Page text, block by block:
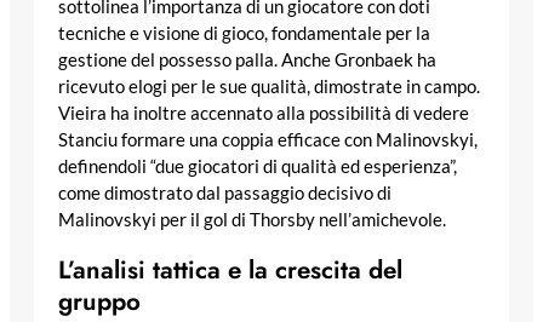
sottolinea l’importanza di un giocatore con doti
tecniche e visione di gioco, fondamentale per la
gestione del possesso palla. Anche Gronbaek ha
ricevuto elogi per le sue qualità, dimostrate in campo.
Vieira ha inoltre accennato alla possibilità di vedere
Stanciu formare una coppia efficace con Malinovskyi,
definendoli “due giocatori di qualità ed esperienza”,
come dimostrato dal passaggio decisivo di
Malinovskyi per il gol di Thorsby nell’amichevole.
L’analisi tattica e la crescita del
gruppo